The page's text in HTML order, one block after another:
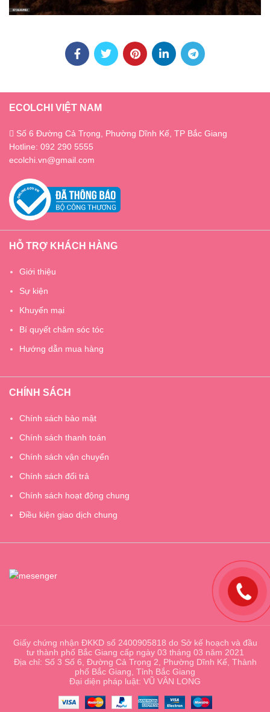
ECOLCHI VIỆT NAM
Số 6 Đường Cả Trọng, Phường Dĩnh Kế, TP Bắc Giang
Hotline: 092 290 5555
ecolchi.vn@gmail.com
HỖ TRỢ KHÁCH HÀNG
Giới thiệu
Sự kiện
Khuyến mại
Bí quyết chăm sóc tóc
Hướng dẫn mua hàng
CHÍNH SÁCH
Chính sách bảo mật
Chính sách thanh toán
Chính sách vận chuyển
Chính sách đổi trả
Chính sách hoạt động chung
Điều kiện giao dịch chung
Giấy chứng nhận ĐKKD số 2400905818 do Sở kế hoạch và đầu
tư thành phố Bắc Giang cấp ngày 03 tháng 03 năm 2021
Địa chỉ: Số 3 Số 6, Đường Cả Trọng 2, Phường Dĩnh Kế, Thành
phố Bắc Giang, Tỉnh Bắc Giang
Đại diện pháp luật: VŨ VÂN LONG